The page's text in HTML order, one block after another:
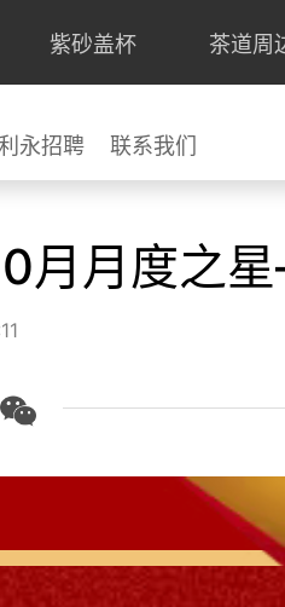
紫砂盖杯 茶道周
永招聘 联系我们
月月度之